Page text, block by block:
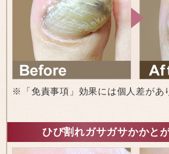
※「免責事項」効果には個人差があ
ひび割れガサガサかかと